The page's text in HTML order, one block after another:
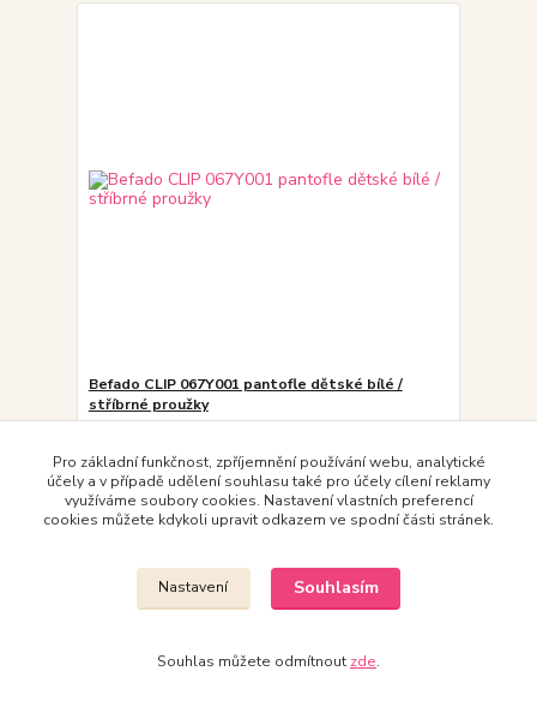
Befado CLIP 067Y001 pantofle dětské bílé /
stříbrné proužky
238,84 Kč bez DPH skladem
Zvolit variantu
Pro základní funkčnost, zpříjemnění používání webu, analytické
účely a v případě udělení souhlasu také pro účely cílení reklamy
využíváme soubory cookies. Nastavení vlastních preferencí
cookies můžete kdykoli upravit odkazem ve spodní části stránek.
Nastavení Souhlasím
Souhlas můžete odmítnout zde.